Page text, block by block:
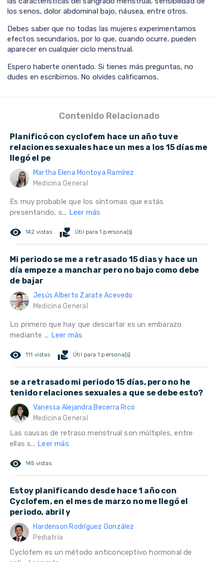
los senos, dolor abdominal bajo, náusea, entre otros.
Debes saber que no todas las mujeres experimentamos
efectos secundarios, por lo que, cuando ocurre, pueden
aparecer en cualquier ciclo menstrual.
Espero haberte orientado. Si tienes más preguntas, no
dudes en escribirnos. No olvides calificarnos.
Contenido Relacionado
Planificó con cyclofem hace un año tuve
relaciones sexuales hace un mes a los 15 días me
llegó el pe
Martha Elena Montoya Ramírez
Medicina General
Es muy probable que los síntomas que estás
presentando, s... Leer más
remove_red_eye 142 vistas volunteer_activism Útil para 1 persona(s)
Mi periodo se me a retrasado 15 dias y hace un
día empeze a manchar pero no bajo como debe
de bajar
Jesús Alberto Zarate Acevedo
Medicina General
Lo primero que hay que descartar es un embarazo
mediante ... Leer más
remove_red_eye 111 vistas volunteer_activism Útil para 1 persona(s)
se a retrasado mi periodo 15 días, pero no he
tenido relaciones sexuales a que se debe esto?
Vanessa Alejandra Becerra Rico
Medicina General
Las causas de retraso menstrual son múltiples, entre
ellas s... Leer más
remove_red_eye 145 vistas
Estoy planificando desde hace 1 año con
Cyclofem, en el mes de marzo no me llegó el
periodo, abril y
Hardenson Rodríguez González
Pediatría
Cyclofem es un método anticonceptivo hormonal de